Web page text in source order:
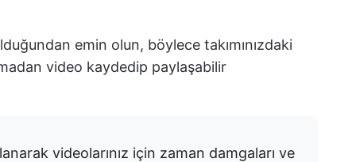
emin olun, böylece takımınızdaki
video kaydedip paylaşabilir
videolarınız için zaman damgaları ve